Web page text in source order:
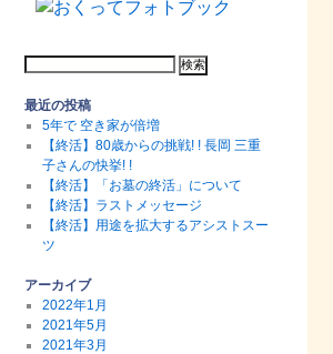
最近の投稿
5年で 空き家が倍増
【終活】80歳からの挑戦! ! 長岡 三重
子さんの快挙! !
【終活】「お墓の終活」について
【終活】ラストメッセージ
【終活】用途を拡大するアシストスー
ツ
アーカイブ
2022年1月
2021年5月
2021年3月